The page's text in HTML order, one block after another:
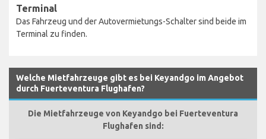
Terminal
Das Fahrzeug und der Autovermietungs-Schalter sind beide im
Terminal zu finden.
Welche Mietfahrzeuge gibt es bei Keyandgo im Angebot
durch Fuerteventura Flughafen?
Die Mietfahrzeuge von Keyandgo bei Fuerteventura
Flughafen sind: